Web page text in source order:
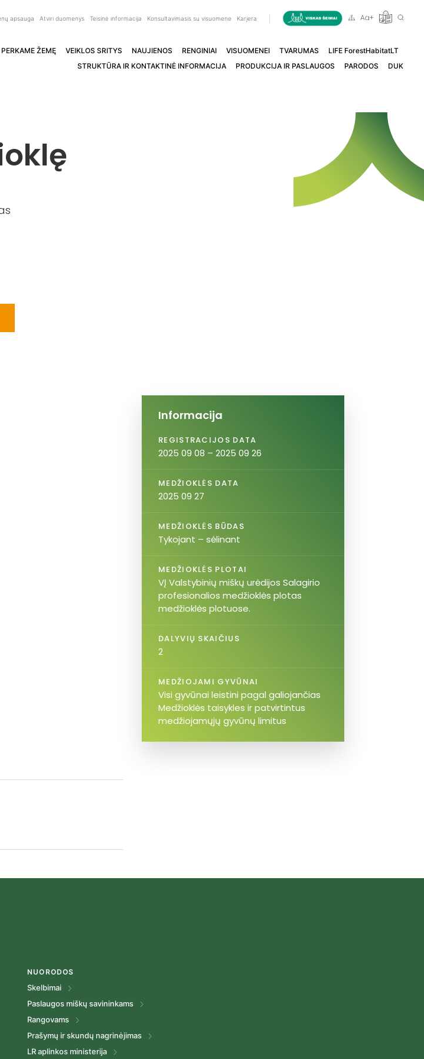
apsauga Atviri duomenys Teisinė informacija Konsultavimasis su visuomene Karjera
PERKAME ŽEMĘ VEIKLOS SRITYS NAUJIENOS RENGINIAI VISUOMENEI TVARUMAS
LIFE ForestHabitatLT
STRUKTŪRA IR KONTAKTINĖ INFORMACIJA
PRODUKCIJA IR PASLAUGOS PARODOS DUK
Informacija
REGISTRACIJOS DATA
2025 09 08 – 2025 09 26
MEDŽIOKLĖS DATA
2025 09 27
MEDŽIOKLĖS BŪDAS
Tykojant – sėlinant
MEDŽIOKLĖS PLOTAI
VĮ Valstybinių miškų urėdijos Salagirio
profesionalios medžioklės plotas
medžioklės plotuose.
DALYVIŲ SKAIČIUS
2
MEDŽIOJAMI GYVŪNAI
Visi gyvūnai leistini pagal galiojančias
Medžioklės taisykles ir patvirtintus
medžiojamųjų gyvūnų limitus
NUORODOS
Skelbimai
Paslaugos miškų savininkams
Rangovams
Prašymų ir skundų nagrinėjimas
LR aplinkos ministerija